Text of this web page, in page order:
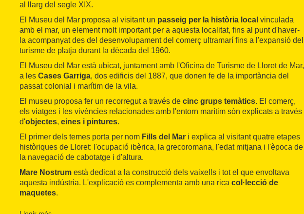
al llarg del segle XIX.
El Museu del Mar proposa al visitant un passeig per la història local vinculada
amb el mar, un element molt important per a aquesta localitat, fins al punt d'haver-
la acompanyat des del desenvolupament del comerç ultramarí fins a l'expansió del
turisme de platja durant la dècada del 1960.
El Museu del Mar està ubicat, juntament amb l'Oficina de Turisme de Lloret de Mar,
a les Cases Garriga, dos edificis del 1887, que donen fe de la importància del
passat colonial i marítim de la vila.
El museu proposa fer un recorregut a través de cinc grups temàtics. El comerç,
els viatges i les vivències relacionades amb l'entorn marítim són explicats a través
d'objectes, eines i pintures.
El primer dels temes porta per nom Fills del Mar i explica al visitant quatre etapes
històriques de Lloret: l'ocupació ibèrica, la grecoromana, l'edat mitjana i l'època de
la navegació de cabotatge i d'altura.
Mare Nostrum està dedicat a la construcció dels vaixells i tot el que envoltava
aquesta indústria. L'explicació es complementa amb una rica col·lecció de
maquetes.